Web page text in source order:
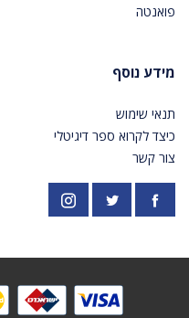
פואנטה
מידע נוסף
תנאי שימוש
כיצד לקרוא ספר דיגיטלי
צור קשר
פייסבוק אינסטגרם